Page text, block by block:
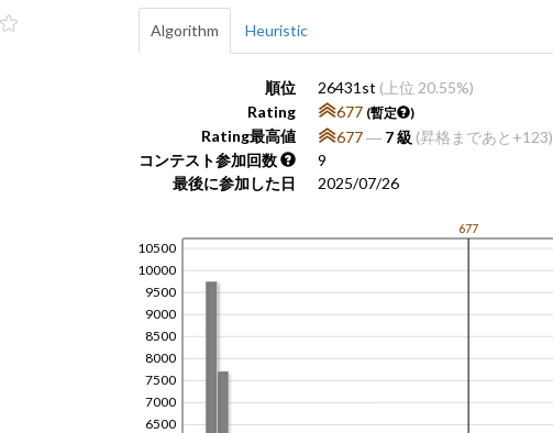
Algorithm Heuristic
順位 26431st (上位 20.55%)
Rating
677 (暫定 )
Rating最高値 677― 7 級 (昇格まであと+123)
コンテスト参加回数
9
最後に参加した日
2025/07/26